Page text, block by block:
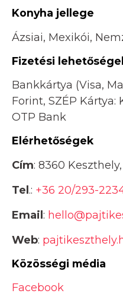
Konyha jellege
Ázsiai, Mexikói,
Fizetési
Bankkártya (Visa,
Forint, SZÉP Kártya:
OTP Bank
Elérhetőségek
Cím: 8360
Tel.: +36 20/293-
Email:
Web:
Közösségi média
Facebook